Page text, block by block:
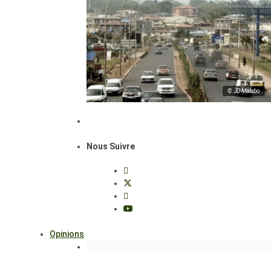
© JD Malabo
Nous Suivre
Opinions